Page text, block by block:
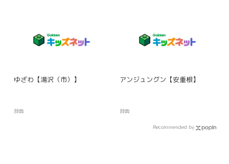
ゆざわ【湯沢（市）】
辞典
アンジュングン【安重根】
辞典
Recommended by